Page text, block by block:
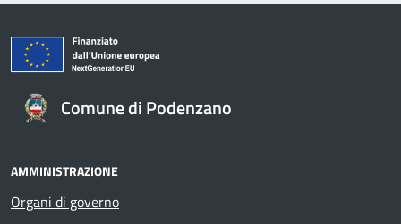
Comune di Podenzano
AMMINISTRAZIONE
Organi di governo